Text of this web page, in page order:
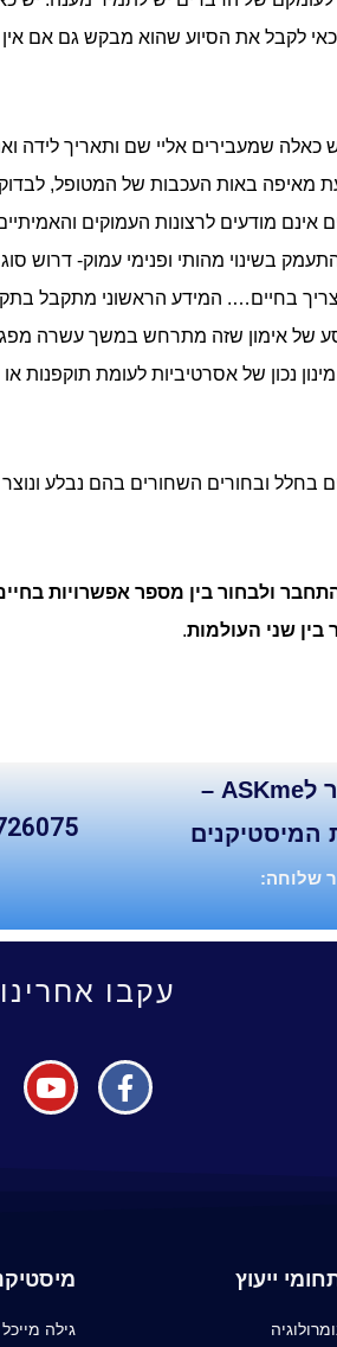
לקבל את הסיוע שהוא מבקש גם אם
כאלה שמעבירים אליי שם ותאריך לידה
מאיפה באות העכבות של המטופל,
אינם מודעים לרצונות העמוקים
בשינוי מהותי ופנימי עמוק- דרוש
בחיים…. המידע הראשוני מתקבל
של אימון שזה מתרחש במשך עשרה
נכון של אסרטיביות לעומת
בחלל ובחורים השחורים בהם נבלע
ולבחור בין מספר אפשרויות
שני העולמות.
קו ישיר לASKme –
המיסטיקנים
שלוחה:
עקבו אחרינו
ייעוץ
גילה מייכל